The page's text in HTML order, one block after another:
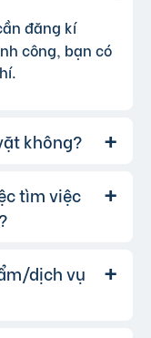
đăng kí
công, bạn có
không?
đăng tin miễn
Tuy nhiên, để
vụ nâng
phí dịch vụ tin
tìm việc
của chúng
tìm việc làm.
dịch vụ